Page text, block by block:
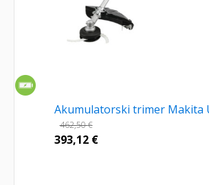
Akumulatorski trimer Makita
462,50€
393,12 €